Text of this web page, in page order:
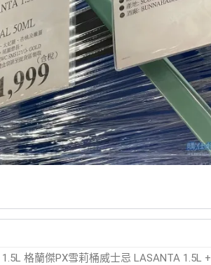
1.5L 格蘭傑PX雪莉桶威士忌 LASANTA 1.5L +